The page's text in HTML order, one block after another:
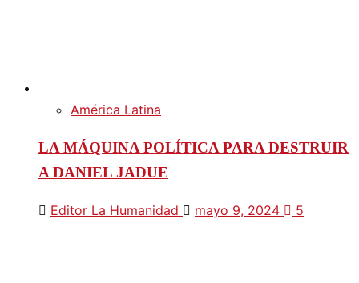
América Latina
LA MÁQUINA POLÍTICA PARA DESTRUIR
A DANIEL JADUE
Editor La Humanidad mayo 9, 2024 5